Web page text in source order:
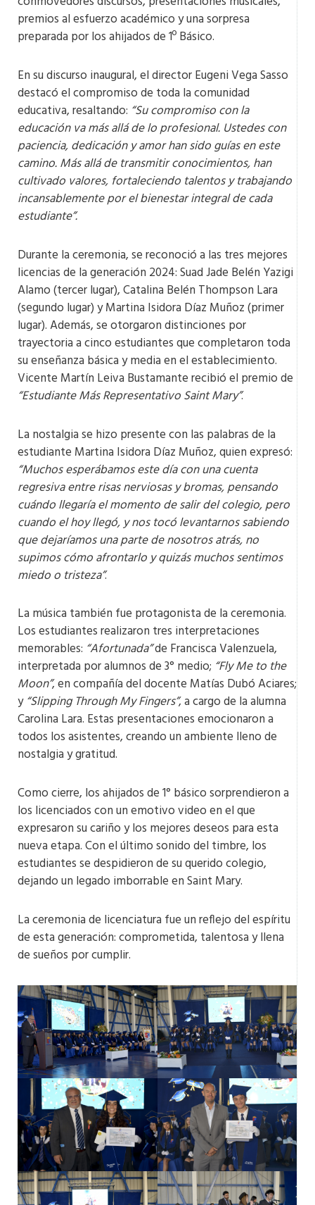
premios al esfuerzo académico y una sorpresa
preparada por los ahijados de 1º Básico.
En su discurso inaugural, el director Eugeni Vega Sasso
destacó el compromiso de toda la comunidad
educativa, resaltando: “Su compromiso con la
educación va más allá de lo profesional. Ustedes con
paciencia, dedicación y amor han sido guías en este
camino. Más allá de transmitir conocimientos, han
cultivado valores, fortaleciendo talentos y trabajando
incansablemente por el bienestar integral de cada
estudiante”.
Durante la ceremonia, se reconoció a las tres mejores
licencias de la generación 2024: Suad Jade Belén Yazigi
Alamo (tercer lugar), Catalina Belén Thompson Lara
(segundo lugar) y Martina Isidora Díaz Muñoz (primer
lugar). Además, se otorgaron distinciones por
trayectoria a cinco estudiantes que completaron toda
su enseñanza básica y media en el establecimiento.
Vicente Martín Leiva Bustamante recibió el premio de
“Estudiante Más Representativo Saint Mary”.
La nostalgia se hizo presente con las palabras de la
estudiante Martina Isidora Díaz Muñoz, quien expresó:
“Muchos esperábamos este día con una cuenta
regresiva entre risas nerviosas y bromas, pensando
cuándo llegaría el momento de salir del colegio, pero
cuando el hoy llegó, y nos tocó levantarnos sabiendo
que dejaríamos una parte de nosotros atrás, no
supimos cómo afrontarlo y quizás muchos sentimos
miedo o tristeza”.
La música también fue protagonista de la ceremonia.
Los estudiantes realizaron tres interpretaciones
memorables: “Afortunada”de Francisca Valenzuela,
interpretada por alumnos de 3° medio; “Fly Me to the
Moon”, en compañía del docente Matías Dubó Aciares;
y“Slipping Through My Fingers”, a cargo de la alumna
Carolina Lara. Estas presentaciones emocionaron a
todos los asistentes, creando un ambiente lleno de
nostalgia y gratitud.
Como cierre, los ahijados de 1° básico sorprendieron a
los licenciados con un emotivo video en el que
expresaron su cariño y los mejores deseos para esta
nueva etapa. Con el último sonido del timbre, los
estudiantes se despidieron de su querido colegio,
dejando un legado imborrable en Saint Mary.
La ceremonia de licenciatura fue un reflejo del espíritu
de esta generación: comprometida, talentosa y llena
de sueños por cumplir.